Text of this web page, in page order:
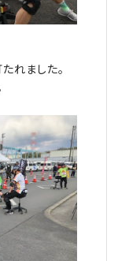
れました。